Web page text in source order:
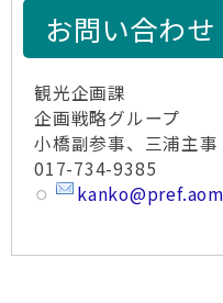
お問い合わせ
観光企画課
企画戦略グループ
小橋副参事、三浦主事
017-734-9385